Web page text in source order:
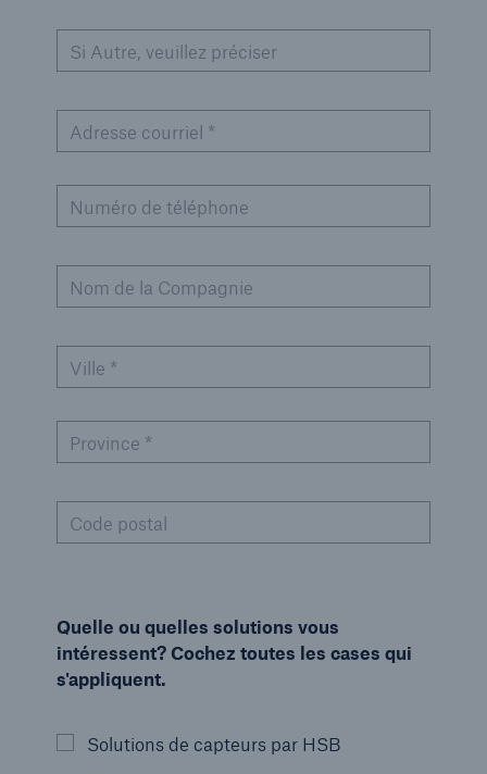
Si Autre, veuillez préciser
Adresse courriel *
Numéro de téléphone
Nom de la Compagnie
Ville *
Province *
Code postal
Quelle ou quelles solutions vous
intéressent? Cochez toutes les cases qui
s'appliquent.
Solutions de capteurs par HSB